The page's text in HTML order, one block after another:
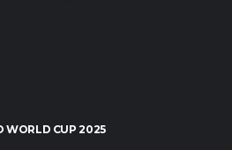
WORLD CUP 2025